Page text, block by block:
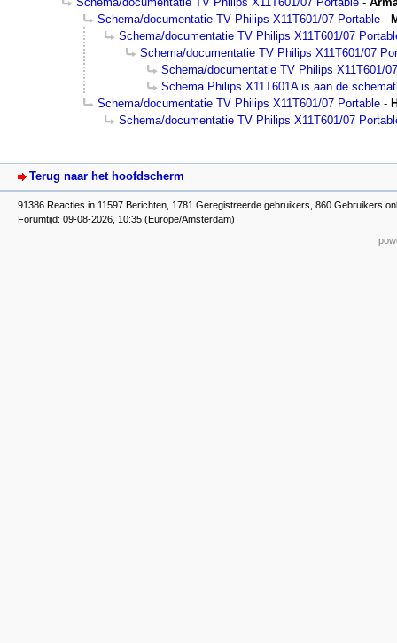
Schema/documentatie TV Philips X11T601/07 Portable -
Schema/documentatie TV Philips X11T601/07
Schema/documentatie TV Philips X11T601/07
Schema/documentatie TV Philips X11T601/
Schema Philips X11T601A is aan de
Schema/documentatie TV Philips X11T601/07 Portable -
Schema/documentatie TV Philips X11T601/07
Terug naar het hoofdscherm
91386 Reacties in 11597 Berichten, 1781 Geregistreerde gebruikers, 860 Gebruikers
Forumtijd: 09-08-2026, 10:35 (Europe/Amsterdam)